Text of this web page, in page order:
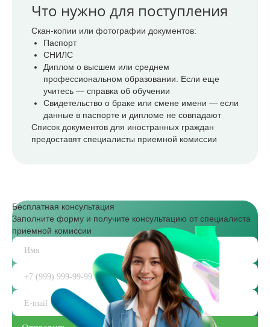
Что нужно для поступления
Скан-копии или фотографии документов:
Паспорт
СНИЛС
Диплом о высшем или среднем
профессиональном образовании. Если еще
учитесь — справка об обучении
Свидетельство о браке или смене имени — если
данные в паспорте и дипломе не совпадают
Список документов для иностранных граждан
предоставят специалисты приемной комиссии
Бесплатная консультация
Заполните форму и получите консультацию от специалиста
приемной комиссии